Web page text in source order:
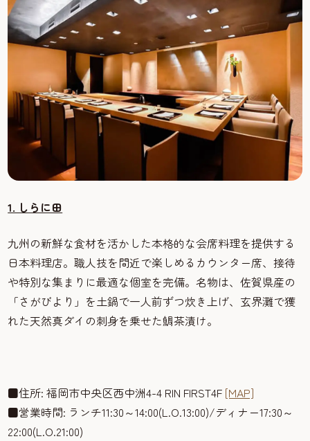
1. しらに田
九州の新鮮な食材を活かした本格的な会席料理を提供する
日本料理店。職人技を間近で楽しめるカウンター席、接待
や特別な集まりに最適な個室を完備。名物は、佐賀県産の
「さがびより」を土鍋で一人前ずつ炊き上げ、玄界灘で獲
れた天然真ダイの刺身を乗せた鯛茶漬け。
■住所: 福岡市中央区西中洲4-4 RIN FIRST4F [MAP]
■営業時間: ランチ11:30～14:00(L.O.13:00)/ディナー17:30～
22:00(L.O.21:00)